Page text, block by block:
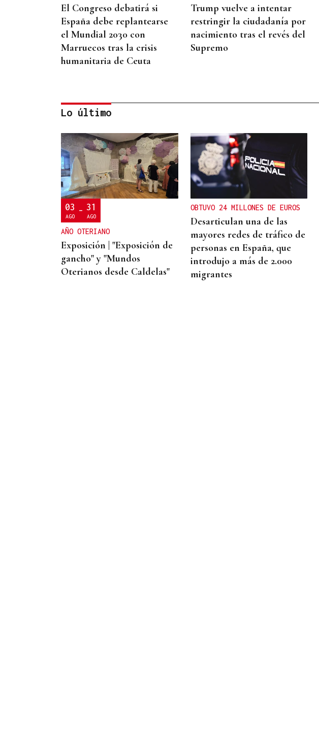
El Congreso debatirá si
España debe replantearse
el Mundial 2030 con
Marruecos tras la crisis
humanitaria de Ceuta
Trump vuelve a intentar
restringir la ciudadanía por
nacimiento tras el revés del
Supremo
TOMA DE POSESIÓN
El Rey acudirá a la toma de
posesión de De la Espriella
como presidente de
Colombia
Lo último
03
AGO
- 31
AGO
AÑO OTERIANO
Exposición | "Exposición de
gancho" y "Mundos
Oterianos desde Caldelas"
OBTUVO 24 MILLONES DE EUROS
Desarticulan una de las
mayores redes de tráfico de
personas en España, que
introdujo a más de 2.000
migrantes